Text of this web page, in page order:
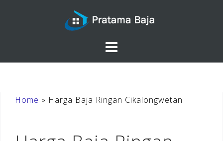
Home » Harga Baja Ringan Cikalongwetan